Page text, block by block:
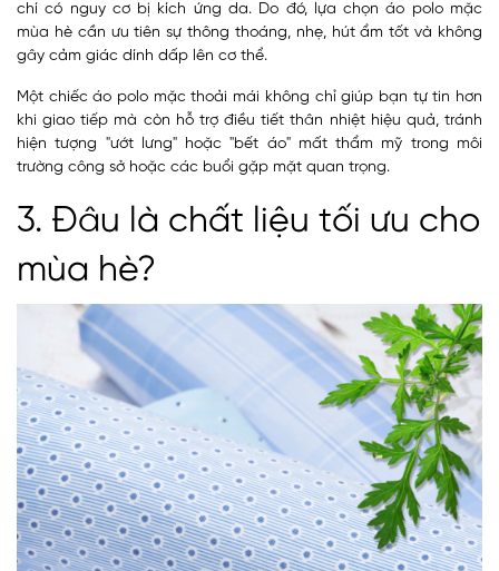
chí có nguy cơ bị kích ứng da. Do đó, lựa chọn áo polo mặc
mùa hè cần ưu tiên sự thông thoáng, nhẹ, hút ẩm tốt và không
gây cảm giác dính dấp lên cơ thể.
Một chiếc áo polo mặc thoải mái không chỉ giúp bạn tự tin hơn
khi giao tiếp mà còn hỗ trợ điều tiết thân nhiệt hiệu quả, tránh
hiện tượng "ướt lưng" hoặc "bết áo" mất thẩm mỹ trong môi
trường công sở hoặc các buổi gặp mặt quan trọng.
3. Đâu là chất liệu tối ưu cho
mùa hè?